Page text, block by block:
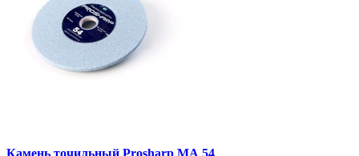
Камень точильный Prosharp МА 54